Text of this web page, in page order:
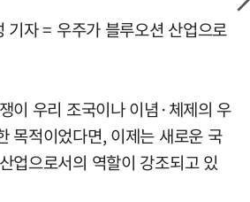
기자 = 우주가 블루오션 산업으로
이 우리 조국이나 이념·체제의 우
목적이었다면, 이제는 새로운 국
업으로서의 역할이 강조되고 있